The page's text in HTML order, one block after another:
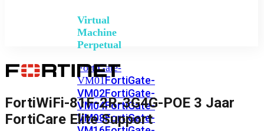
Virtual
Machine
Perpetual
FortiGate-
VM01FortiGate-
VM02FortiGate-
VM04FortiGate-
VM08FortiGate-
FortiWiFi-81F-2R-3G4G-POE 3 Jaar
FortiCare Elite Support